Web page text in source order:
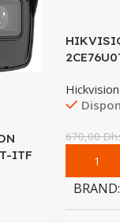
ITF
Hickvision
670,00
Add To
BRAND